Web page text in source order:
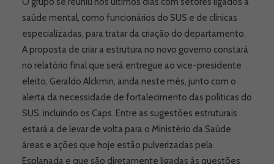
saúde mental, como funcionários do SUS e de clínicas
especializadas, para tratar da criação do departamento.
A proposta de criar a estrutura no novo governo constará
no relatório final que será entregue ao vice-presidente
eleito, Geraldo Alckmin, ainda neste mês, junto com o
alerta da necessidade de fortalecimento das políticas do
SUS, incluindo os Caps. Entre as sugestões estruturais
estará a de levar de volta para o Ministério da Saúde
áreas e ações que hoje estão pulverizadas pela
Esplanada e que são diretamente ligadas às questões